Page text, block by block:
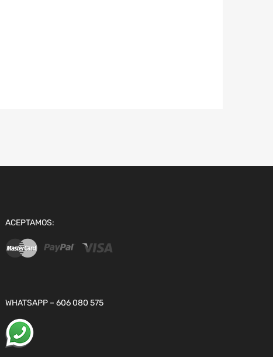
ACEPTAMOS:
WHATSAPP – 606 080 575